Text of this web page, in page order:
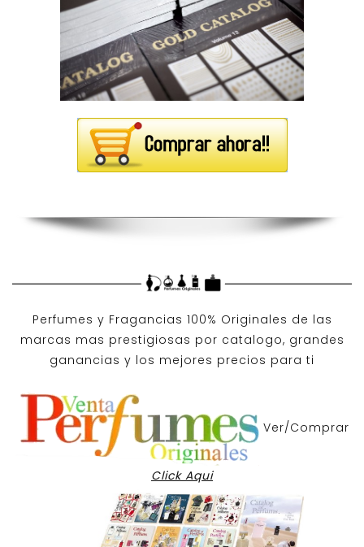
Perfumes y Fragancias 100% Originales de las
marcas mas prestigiosas por catalogo, grandes
ganancias y los mejores precios para ti
Ver/Comprar
Click Aqui